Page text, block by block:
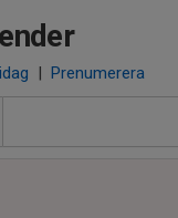
| Prenumerera